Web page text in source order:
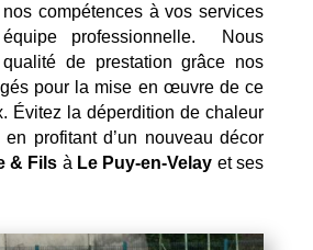
compétences à vos services
professionnelle. Nous
de prestation grâce nos
pour la mise en œuvre de ce
Évitez la déperdition de chaleur
profitant d’un nouveau décor
& Fils à Le Puy-en-Velay et ses